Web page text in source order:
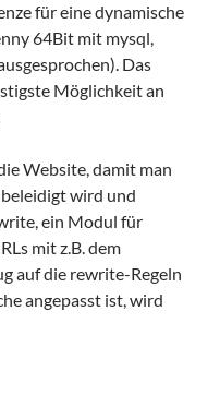
für eine dynamische
64Bit mit mysql,
Das
Möglichkeit an
Website, damit man
wird und
ein Modul für
mit z.B. dem
auf die rewrite-Regeln
angepasst ist, wird